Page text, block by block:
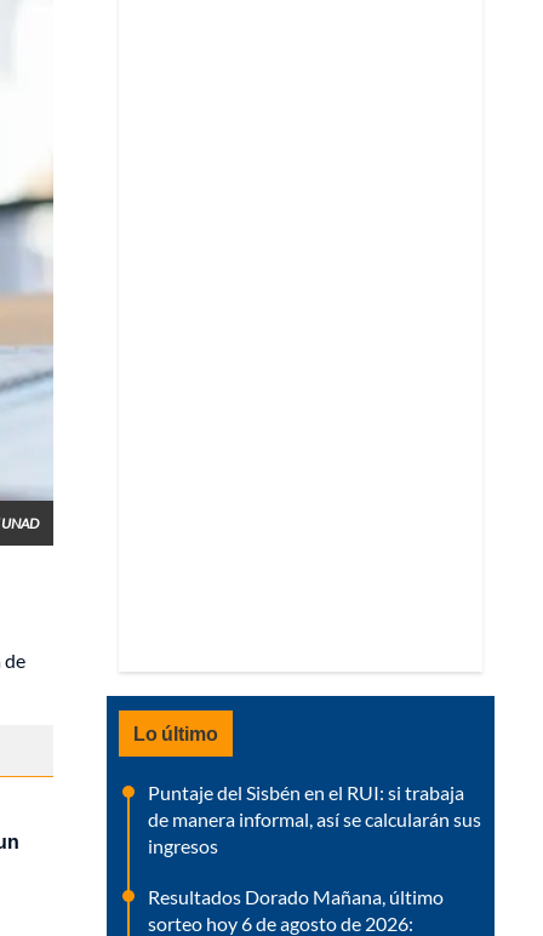
de
Lo último
Puntaje del Sisbén en el RUI: si trabaja
de manera informal, así se calcularán sus
ingresos
Resultados Dorado Mañana, último
sorteo hoy 6 de agosto de 2026: